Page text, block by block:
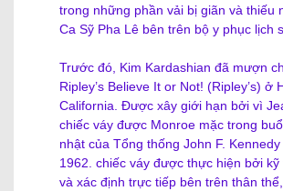
trong những phần vải bị giãn và thiếu
Ca Sỹ Pha Lê bên trên bộ y phục lịch
Trước đó, Kim Kardashian đã mượn
Ripley’s Believe It or Not! (Ripley’s) ở
California. Được xây giới hạn bởi vì
chiếc váy được Monroe mặc trong
nhật của Tổng thống John F.
1962. chiếc váy được thực hiện bởi kỹ
và xác định trực tiếp bên trên thân